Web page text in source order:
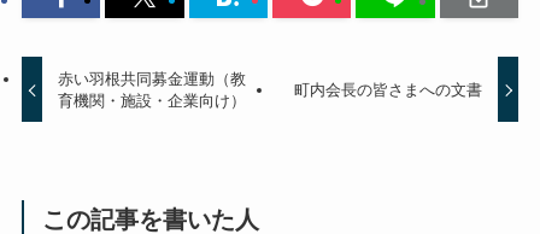
赤い羽根共同募金運動（教
育機関・施設・企業向け）
町内会長の皆さまへの文書
この記事を書いた人